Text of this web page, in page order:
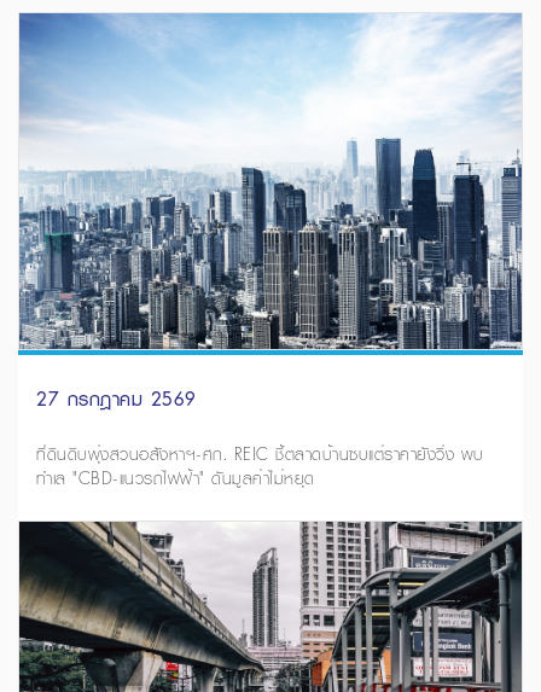
27 กรกฎาคม 2569
ที่ดินดิบพุ่งสวนอสังหาฯ-ศก. REIC ชี้ตลาดบ้านซบแต่ราคายังวิ่ง พบ
ทำเล "CBD-แนวรถไฟฟ้า" ดันมูลค่าไม่หยุด